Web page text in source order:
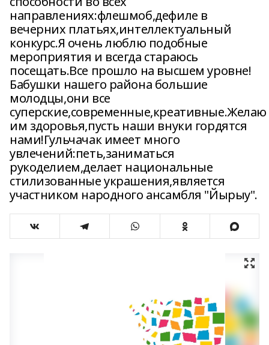
направлениях:флешмоб,дефиле в
вечерних платьях,интеллектуальный
конкурс.Я очень люблю подобные
мероприятия и всегда стараюсь
посещать.Все прошло на высшем уровне!
Бабушки нашего района большие
молодцы,они все
суперские,современные,креативные.Желаю
им здоровья,пусть наши внуки гордятся
нами!Гульчачак имеет много
увлечений:петь,заниматься
рукоделием,делает национальные
стилизованные украшения,является
участником народного ансамбля "Йырыу".